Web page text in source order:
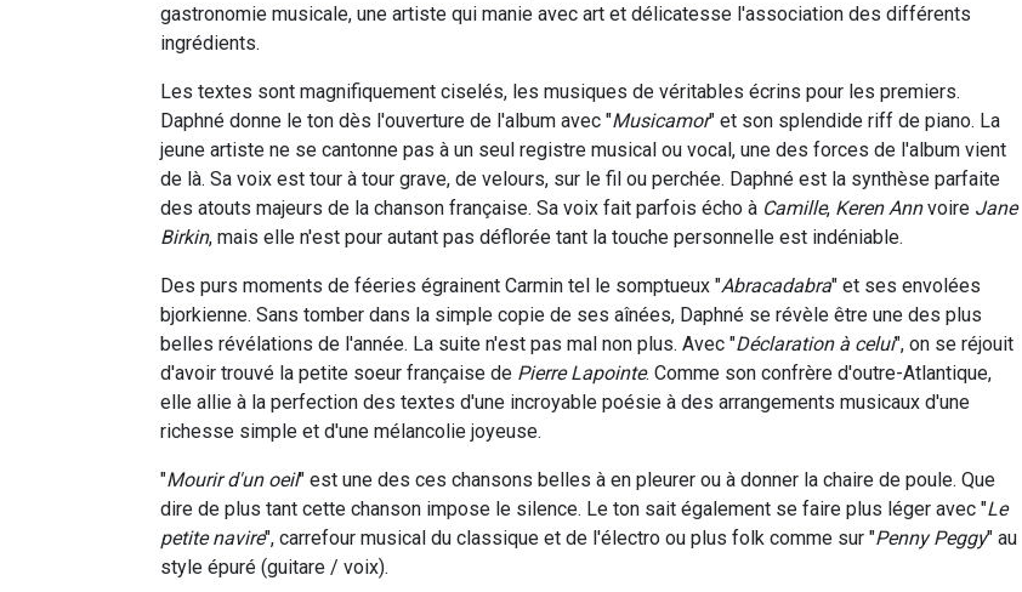
gastronomie musicale, une artiste qui manie avec art et délicatesse l'association des différents
ingrédients.
Les textes sont magnifiquement ciselés, les musiques de véritables écrins pour les premiers.
Daphné donne le ton dès l'ouverture de l'album avec "Musicamor" et son splendide riff de piano. La
jeune artiste ne se cantonne pas à un seul registre musical ou vocal, une des forces de l'album vient
de là. Sa voix est tour à tour grave, de velours, sur le fil ou perchée. Daphné est la synthèse parfaite
des atouts majeurs de la chanson française. Sa voix fait parfois écho à Camille, Keren Annvoire Jane
Birkin, mais elle n'est pour autant pas déflorée tant la touche personnelle est indéniable.
Des purs moments de féeries égrainent Carmin tel le somptueux "Abracadabra" et ses envolées
bjorkienne. Sans tomber dans la simple copie de ses aînées, Daphné se révèle être une des plus
belles révélations de l'année. La suite n'est pas mal non plus. Avec "Déclaration à celui", on se réjouit
d'avoir trouvé la petite soeur française de Pierre Lapointe. Comme son confrère d'outre-Atlantique,
elle allie à la perfection des textes d'une incroyable poésie à des arrangements musicaux d'une
richesse simple et d'une mélancolie joyeuse.
"Mourir d'un oeil" est une des ces chansons belles à en pleurer ou à donner la chaire de poule. Que
dire de plus tant cette chanson impose le silence. Le ton sait également se faire plus léger avec "Le
petite navire", carrefour musical du classique et de l'électro ou plus folk comme sur "Penny Peggy" au
style épuré (guitare / voix).